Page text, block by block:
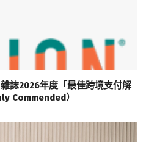
誌2026年度「最佳跨境支付解
Commended）